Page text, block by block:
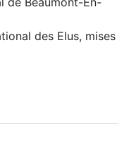
des Elus, mises